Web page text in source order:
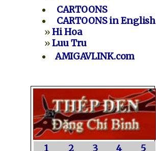
CARTOONS
CARTOONS in English
»Hi Hoa
»Luu Tru
AMIGAVLINK.com
1 2 3 4
5